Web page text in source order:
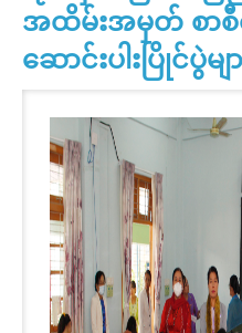
အထိမ်းအမှတ် စာစီစ
ဆောင်းပါးပြိုင်ပွဲမျ